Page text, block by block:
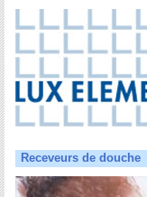
Receveurs de douche